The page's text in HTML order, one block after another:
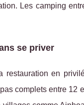
Les camping
se priver
en
complets entre 12